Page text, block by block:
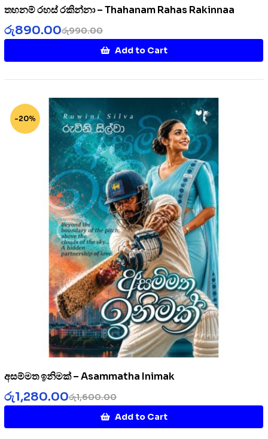
තහනම් රහස් රකින්නා – Thahanam Rahas Rakinnaa
රු990.00
රු890.00
Add to Cart
-20%
අසම්මත ඉනිමක් – Asammatha Inimak
රු1,600.00
රු1,280.00
Add to Cart